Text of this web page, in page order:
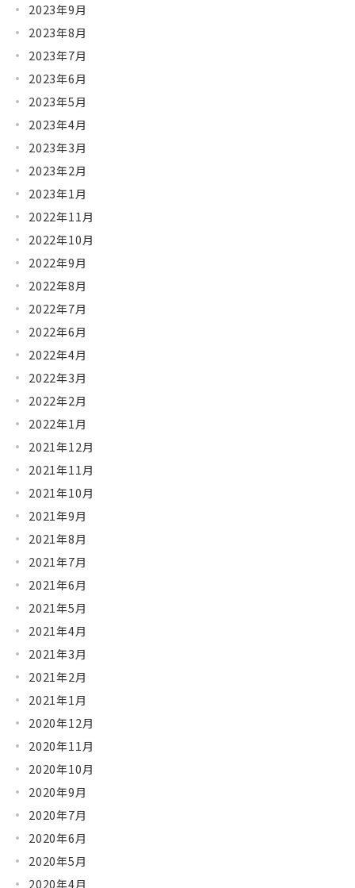
2023年9月
2023年8月
2023年7月
2023年6月
2023年5月
2023年4月
2023年3月
2023年2月
2023年1月
2022年11月
2022年10月
2022年9月
2022年8月
2022年7月
2022年6月
2022年4月
2022年3月
2022年2月
2022年1月
2021年12月
2021年11月
2021年10月
2021年9月
2021年8月
2021年7月
2021年6月
2021年5月
2021年4月
2021年3月
2021年2月
2021年1月
2020年12月
2020年11月
2020年10月
2020年9月
2020年7月
2020年6月
2020年5月
2020年4月